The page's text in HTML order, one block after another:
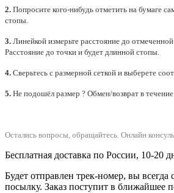
2. Попросите кого-нибудь отметить на бумаге
стопы.
3. Линейкой измерьте расстояние до
Расстояние до точки и будет длинной стопы.
4. Сверьтесь с размерной сеткой и выберете
5. Не подошёл размер ? Обмен/возврат в
Остались вопросы, обращайтесь. Онлайн
Бесплатная доставка по России, 10-20
Будет отправлен трек-номер, вы всегда
посылку. Заказ поступит в ближайшее